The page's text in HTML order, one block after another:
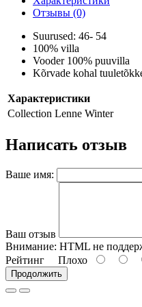
Отзывы (0)
Suurused: 46- 54
100% villa
Vooder 100% puuvilla
Kõrvade kohal
Характеристики
Collection Lenne Winter
Написать отзыв
Ваше имя:
Ваш отзыв
Внимание: HTML не
Рейтинг Плохо
Продолжить